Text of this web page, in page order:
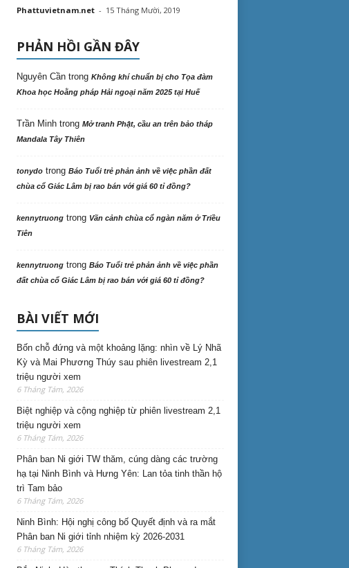
Phattuvietnam.net - 15 Tháng Mười, 2019
PHẢN HỒI GẦN ĐÂY
Nguyên Cầntrong Không khí chuẩn bị cho Tọa đàm
Khoa học Hoằng pháp Hải ngoại năm 2025 tại Huế
Trần Minhtrong Mở tranh Phật, cầu an trên bảo tháp
Mandala Tây Thiên
tonydotrong Báo Tuổi trẻ phản ảnh về việc phần đất
chùa cổ Giác Lâm bị rao bán với giá 60 tỉ đồng?
kennytruongtrong Vãn cảnh chùa cổ ngàn năm ở Triều
Tiên
kennytruongtrong Báo Tuổi trẻ phản ảnh về việc phần
đất chùa cổ Giác Lâm bị rao bán với giá 60 tỉ đồng?
BÀI VIẾT MỚI
Bốn chỗ đứng và một khoảng lặng: nhìn về Lý Nhã
Kỳ và Mai Phương Thúy sau phiên livestream 2,1
triệu người xem
6 Tháng Tám, 2026
Biệt nghiệp và cộng nghiệp từ phiên livestream 2,1
triệu người xem
6 Tháng Tám, 2026
Phân ban Ni giới TW thăm, cúng dàng các trường
hạ tại Ninh Bình và Hưng Yên: Lan tỏa tinh thần hộ
trì Tam bảo
6 Tháng Tám, 2026
Ninh Bình: Hội nghị công bố Quyết định và ra mắt
Phân ban Ni giới tỉnh nhiệm kỳ 2026-2031
6 Tháng Tám, 2026